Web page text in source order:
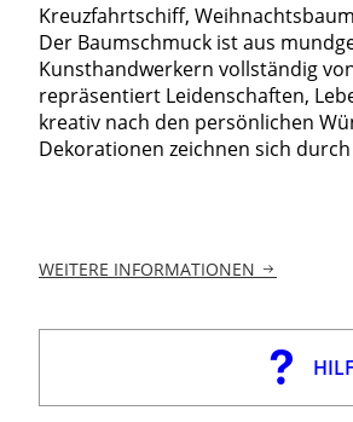
Kreuzfahrtschiff,
Der Baumschmuck ist aus
Kunsthandwerkern vollständig
repräsentiert Leidenschaften,
kreativ nach den persönlichen
Dekorationen zeichnen sich
WEITERE INFORMATIONEN